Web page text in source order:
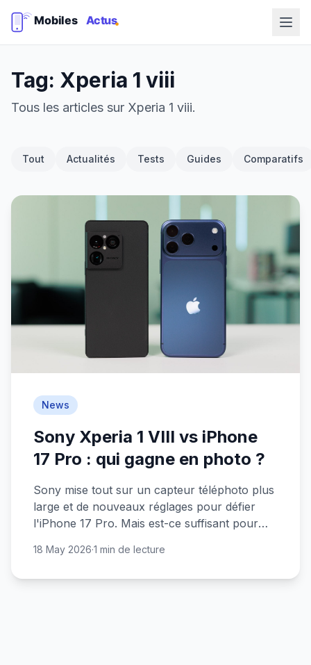
Tag: Xperia 1 viii
Tous les articles sur Xperia 1 viii.
Tout Actualités Tests Guides Comparatifs
News
Sony Xperia 1 VIII vs iPhone
17 Pro : qui gagne en photo ?
Sony mise tout sur un capteur téléphoto plus
large et de nouveaux réglages pour défier
l'iPhone 17 Pro. Mais est-ce suffisant pour
18 May 2026·1 min de lecture